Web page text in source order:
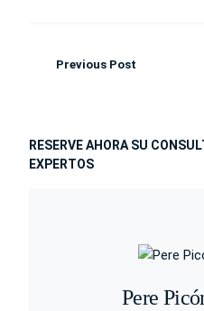
Previous Post
RESERVE AHORA SU
EXPERTOS
Pere